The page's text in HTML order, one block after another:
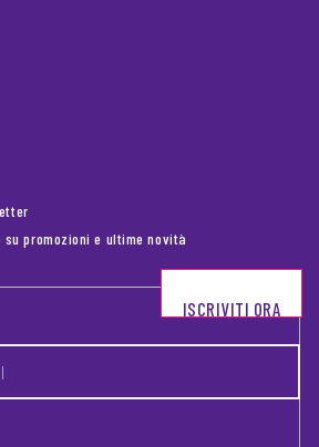
promozioni e ultime novità
ISCRIVITI ORA